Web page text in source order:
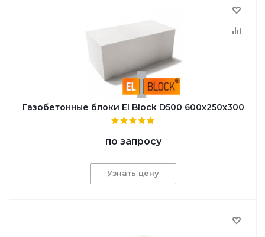
Газобетонные блоки El Block D500 600х250х300
по запросу
Узнать цену